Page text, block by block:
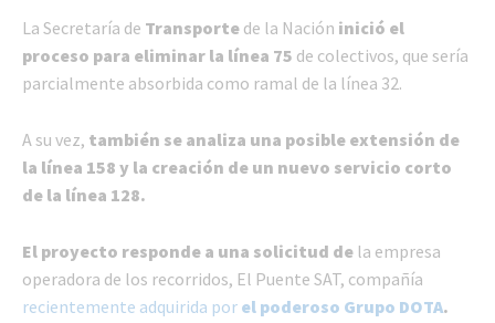
La Secretaría de Transporte de la Nación inició el
proceso para eliminar la línea 75 de colectivos, que sería
parcialmente absorbida como ramal de la línea 32.
A su vez, también se analiza una posible extensión de
la línea 158 y la creación de un nuevo servicio corto
de la línea 128.
El proyecto responde a una solicitud de la empresa
operadora de los recorridos, El Puente SAT, compañía
recientemente adquirida por el poderoso Grupo DOTA.